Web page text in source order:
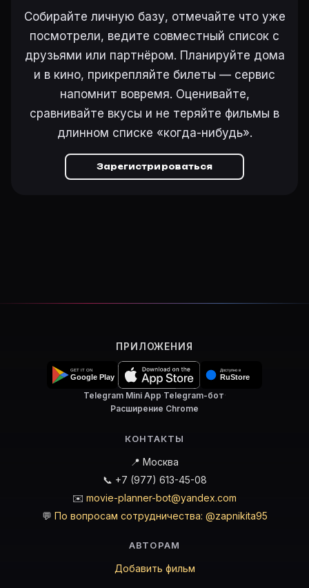
Собирайте личную базу, отмечайте что уже
посмотрели, ведите совместный список с
друзьями или партнёром. Планируйте дома
и в кино, прикрепляйте билеты — сервис
напомнит вовремя. Оценивайте,
сравнивайте вкусы и не теряйте фильмы в
длинном списке «когда-нибудь».
Зарегистрироваться
ПРИЛОЖЕНИЯ
Telegram Mini App·Telegram-бот·
Расширение Chrome
КОНТАКТЫ
📍 Москва
📞 +7 (977) 613-45-08
✉️ movie-planner-bot@yandex.com
💬 По вопросам сотрудничества: @zapnikita95
АВТОРАМ
Добавить фильм